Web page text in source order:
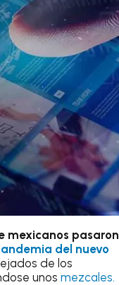
mexicanos pasaron
del nuevo
de los
unos mezcales.